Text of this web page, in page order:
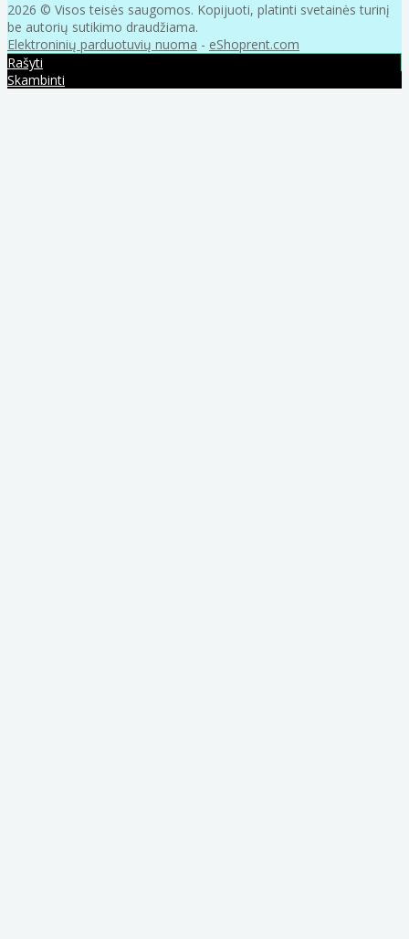
2026 © Visos teisės saugomos. Kopijuoti, platinti svetainės turinį
be autorių sutikimo draudžiama.
Elektroninių parduotuvių nuoma - eShoprent.com
Rašyti
Skambinti